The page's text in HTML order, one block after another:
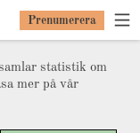
statistik om
mer på vår
Prenumerera